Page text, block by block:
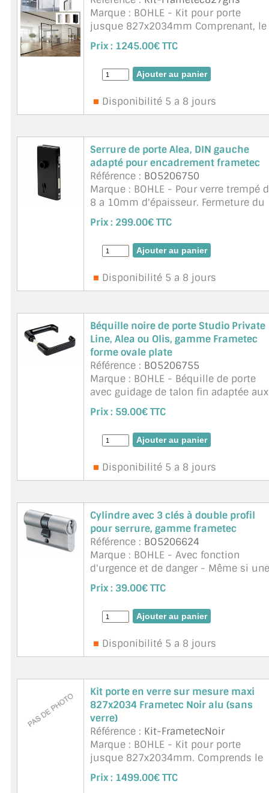
JOINTS D'ÉTANCHÉITÉS
FIXATION GARDES CORPS
SYSTÈMES PIVOTANTS
SYSTÈMES COULISSANTS
ACCESSOIRES EN PROMOTIONS
EXEMPLES, RÉALISATIONS, INSPIRATIONS
NUANCIER RAL
A PROPOS DE LA LIVRAISON
COMPTE PRO
MON PANIER
NOUS TROUVER - BUC 78
NOUS CONTACTER
Marque : BOHLE - Kit pour porte
jusque 827x2034mm Comprenant, le
bati Dormant alu avec ses joints et
plaques de montage ref. BO520801
(inclus pas le tasseau si fixation si
cloison non vitrée), gache inox ref. ...
Prix : 1245.00€ TTC
Disponibilité 5 a 8 jours
Serrure de porte Alea, DIN gauche
adapté pour encadrement frametec
Référence : BO5206750
Marque : BOHLE - Pour verre trempé
8 a 10mm d'épaisseur. Fermeture du
verrou 20 mm (2 tours). Durabilité
testée. Serrure avec pêne dormant
antibruit. Serrure pour épaisseur ...
suite
Prix : 299.00€ TTC
Disponibilité 5 a 8 jours
Béquille noire de porte Studio Private
Line, Alea ou Olis, gamme Frametec
forme ovale plate
Référence : BO5206755
Marque : BOHLE - Béquille de porte
avec guidage de talon fin adaptée aux
serrures Alea, Olis et Studio Private
Line. Elles sont testées selon la
DIN EN 1670 et correspondent à la cl
suite
Prix : 59.00€ TTC
Disponibilité 5 a 8 jours
Cylindre avec 3 clés à double profil
pour serrure, gamme frametec
Référence : BO5206624
Marque : BOHLE - Avec fonction
d'urgence et de danger - Même si une
clé est insérée dans le cylindre de
l'intérieur, le cylindre peut être
actionné de l'extérieur. ...
Prix : 39.00€ TTC
Disponibilité 5 a 8 jours
Kit porte en verre sur mesure maxi
827x2034 Frametec Noir alu (sans
verre)
Référence : Kit-FrametecNoir
Marque : BOHLE - Kit pour porte
jusque 827x2034mm. Comprends le
bati, les paumelles ref. BO5206662 et
la serrures
Prix : 1499.00€ TTC